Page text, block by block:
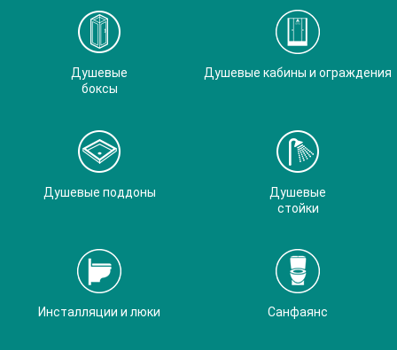
Душевые
боксы
Душевые кабины и ограждения
Душевые поддоны
Душевые
стойки
Инсталляции и люки Санфаянс